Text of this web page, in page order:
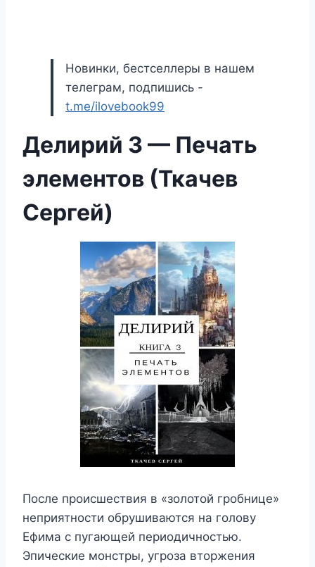
Новинки, бестселлеры в нашем
телеграм, подпишись -
t.me/ilovebook99
Делирий 3 — Печать
элементов (Ткачев
Сергей)
После происшествия в «золотой гробнице»
неприятности обрушиваются на голову
Ефима с пугающей периодичностью.
Эпические монстры, угроза вторжения